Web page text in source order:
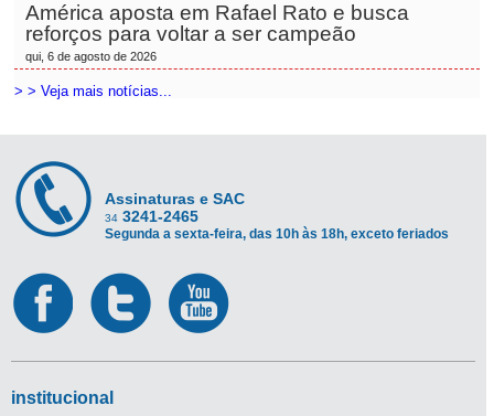
América aposta em Rafael Rato e busca
reforços para voltar a ser campeão
qui, 6 de agosto de 2026
> > Veja mais notícias...
Assinaturas e SAC
34 3241-2465
Segunda a sexta-feira, das 10h às 18h, exceto feriados
institucional